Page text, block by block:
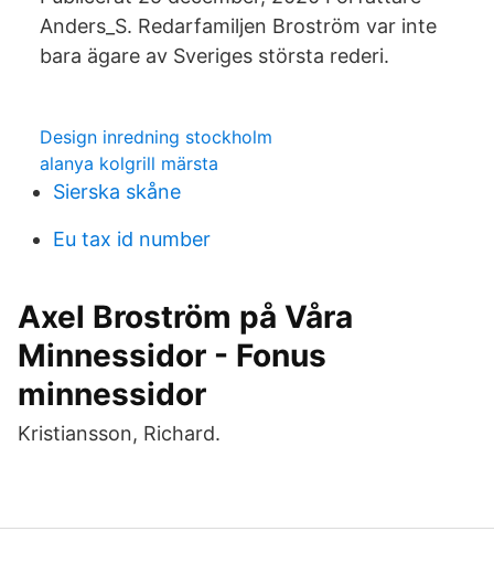
Anders_S. Redarfamiljen Broström var inte
bara ägare av Sveriges största rederi.
Design inredning stockholm
alanya kolgrill märsta
Sierska skåne
Eu tax id number
Axel Broström på Våra
Minnessidor - Fonus
minnessidor
Kristiansson, Richard.